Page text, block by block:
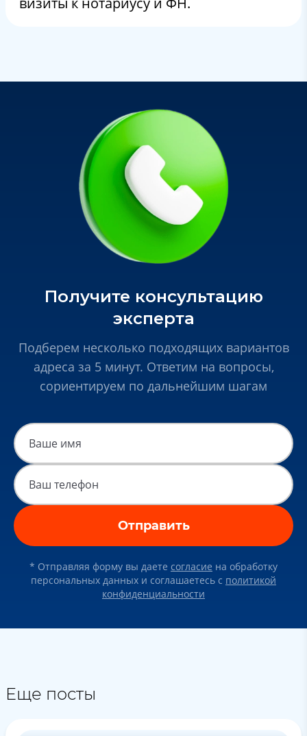
Получите консультацию
эксперта
Подберем несколько подходящих вариантов
адреса за 5 минут. Ответим на вопросы,
сориентируем по дальнейшим шагам
Отправить
* Отправляя форму вы даете согласие на обработку
персональных данных и соглашаетесь c политикой
конфиденциальности
Еще посты